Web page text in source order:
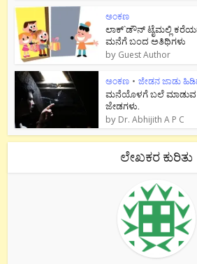
ಅಂಕಣ
ಲಾಕ್`ಡೌನ್ ಟೈಮಲ್ಲಿ
ಮನೆಗೆ ಬಂದ ಅತಿಥಿಗಳು
by Guest Author
ಅಂಕಣ • ಜೇಡನ ಜಾಡು
ಮನೆಯೊಳಗೆ ಬಲೆ ಮಾಡುವ
ಜೇಡಗಳು.
by Dr. Abhijith A P C
ಲೇಖಕರ ಕುರಿತು